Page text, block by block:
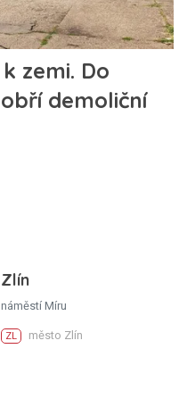
Zlín
náměstí Míru
ZL město Zlín